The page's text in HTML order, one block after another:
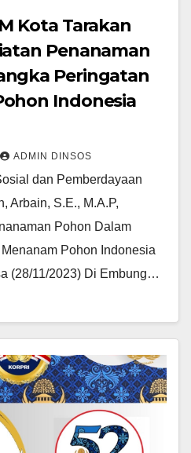
Kota Tarakan
Penanaman
Peringatan
Indonesia
ADMIN DINSOS
dan Pemberdayaan
Arbain, S.E., M.A.P,
Pohon Dalam
Pohon Indonesia
(28/11/2023) Di Embung…